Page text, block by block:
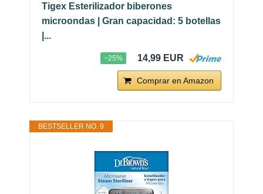
Tigex Esterilizador biberones
microondas | Gran capacidad: 5 botellas
|...
−25% 14,99 EUR
Comprar en Amazon
BESTSELLER NO. 9